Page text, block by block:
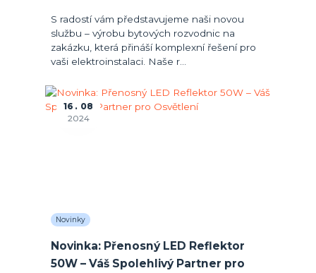
S radostí vám představujeme naši novou
službu – výrobu bytových rozvodnic na
zakázku, která přináší komplexní řešení pro
vaši elektroinstalaci. Naše r...
16
08
2024
Novinky
Novinka: Přenosný LED Reflektor
50W – Váš Spolehlivý Partner pro